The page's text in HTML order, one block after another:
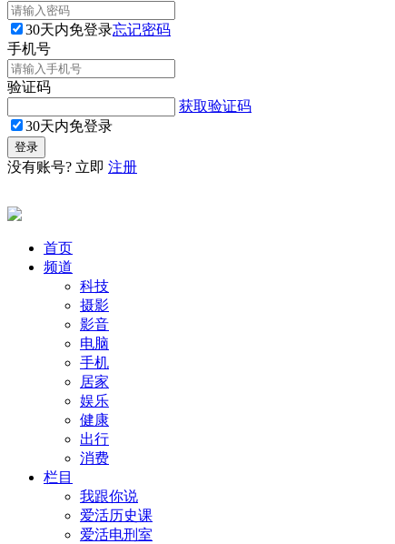
30天内免登录忘记密码
手机号
验证码
获取验证码
30天内免登录
没有账号? 立即 注册
首页
频道
科技
摄影
影音
电脑
手机
居家
娱乐
健康
出行
消费
栏目
我跟你说
爱活历史课
爱活电刑室